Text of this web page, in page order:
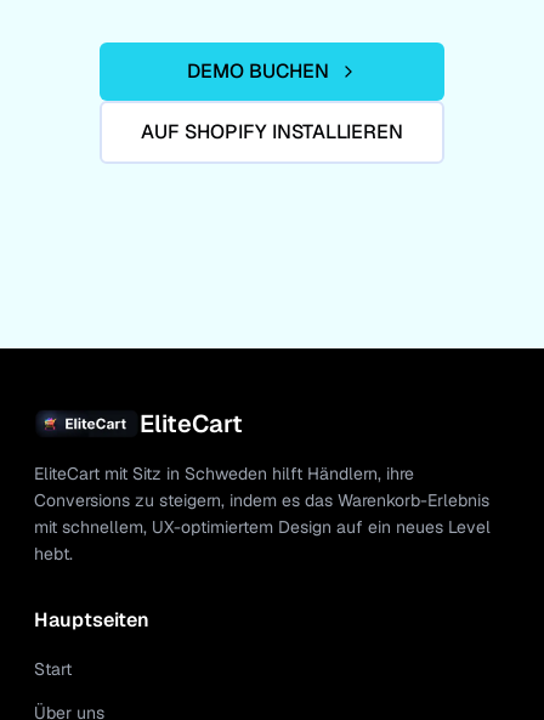
DEMO BUCHEN
AUF SHOPIFY INSTALLIEREN
EliteCart
EliteCart mit Sitz in Schweden hilft Händlern, ihre
Conversions zu steigern, indem es das Warenkorb-Erlebnis
mit schnellem, UX-optimiertem Design auf ein neues Level
hebt.
Hauptseiten
Start
Über uns